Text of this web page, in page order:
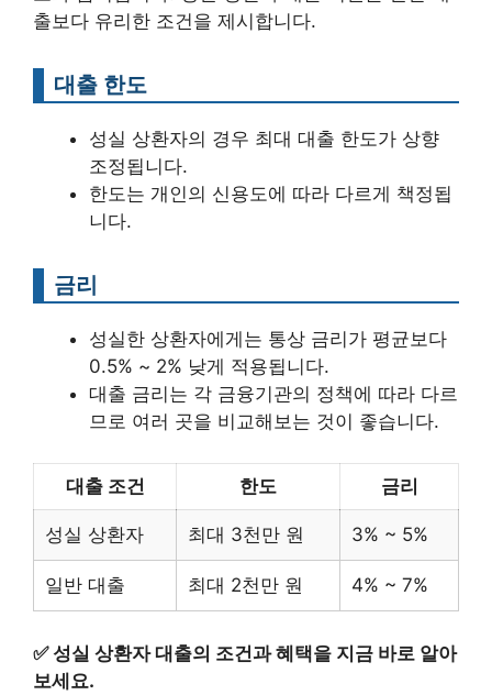
출보다 유리한 조건을 제시합니다.
대출 한도
성실 상환자의 경우 최대 대출 한도가 상향
조정됩니다.
한도는 개인의 신용도에 따라 다르게 책정됩
니다.
금리
성실한 상환자에게는 통상 금리가 평균보다
0.5% ~ 2% 낮게 적용됩니다.
대출 금리는 각 금융기관의 정책에 따라 다르
므로 여러 곳을 비교해보는 것이 좋습니다.
대출 조건 한도 금리
성실 상환자 최대 3천만 원 3% ~ 5%
일반 대출 최대 2천만 원 4% ~ 7%
✅성실 상환자 대출의 조건과 혜택을 지금 바로 알아
보세요.